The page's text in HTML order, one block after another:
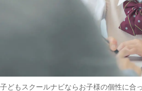
子どもスクールナビならお子様の個性に合